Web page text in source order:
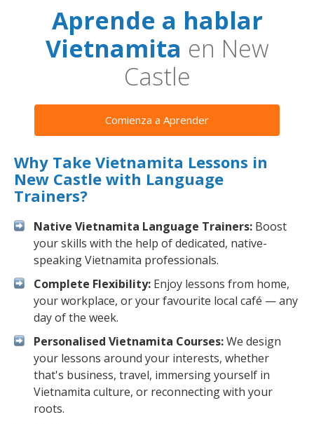
Aprende a hablar
Vietnamita en New
Castle
Comienza a Aprender
Why Take Vietnamita Lessons in
New Castle with Language
Trainers?
Native Vietnamita Language Trainers: Boost
your skills with the help of dedicated, native-
speaking Vietnamita professionals.
Complete Flexibility: Enjoy lessons from home,
your workplace, or your favourite local café — any
day of the week.
Personalised Vietnamita Courses:We design
your lessons around your interests, whether
that's business, travel, immersing yourself in
Vietnamita culture, or reconnecting with your
roots.